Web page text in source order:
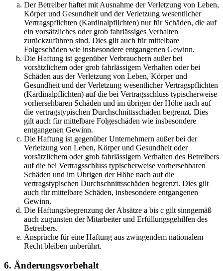
Der Betreiber haftet mit Ausnahme der Verletzung von Leben,
Körper und Gesundheit und der Verletzung wesentlicher
Vertragspflichten (Kardinalpflichten) nur für Schäden, die auf
ein vorsätzliches oder grob fahrlässiges Verhalten
zurückzuführen sind. Dies gilt auch für mittelbare
Folgeschäden wie insbesondere entgangenen Gewinn.
Die Haftung ist gegenüber Verbrauchern außer bei
vorsätzlichem oder grob fahrlässigem Verhalten oder bei
Schäden aus der Verletzung von Leben, Körper und
Gesundheit und der Verletzung wesentlicher Vertragspflichten
(Kardinalpflichten) auf die bei Vertragsschluss typischerweise
vorhersehbaren Schäden und im übrigen der Höhe nach auf
die vertragstypischen Durchschnittsschäden begrenzt. Dies
gilt auch für mittelbare Folgeschäden wie insbesondere
entgangenen Gewinn.
Die Haftung ist gegenüber Unternehmern außer bei der
Verletzung von Leben, Körper und Gesundheit oder
vorsätzlichem oder grob fahrlässigem Verhalten des Betreibers
auf die bei Vertragsschluss typischerweise vorhersehbaren
Schäden und im Übrigen der Höhe nach auf die
vertragstypischen Durchschnittsschäden begrenzt. Dies gilt
auch für mittelbare Schäden, insbesondere entgangenen
Gewinn.
Die Haftungsbegrenzung der Absätze a bis c gilt sinngemäß
auch zugunsten der Mitarbeiter und Erfüllungsgehilfen des
Betreibers.
Ansprüche für eine Haftung aus zwingendem nationalem
Recht bleiben unberührt.
6. Änderungsvorbehalt